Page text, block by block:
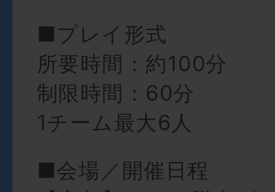
■プレイ形式
所要時間：約100分
制限時間：60分
1チーム最大6人
■会場／開催日程